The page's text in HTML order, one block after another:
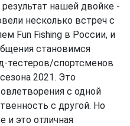
нашей двойке -
несколько встреч с
Fun Fishing в России, и
становимся
тестеров/спортсменов
2021. Это
с одной
с другой. Но
и это отличная